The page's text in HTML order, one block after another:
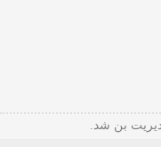
بن شد.